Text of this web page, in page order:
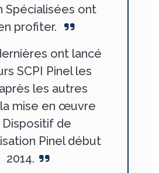
Spécialisées ont
profiter.
ont lancé
SCPI Pinel les
les autres
mise en œuvre
Dispositif de
Pinel début
2014.